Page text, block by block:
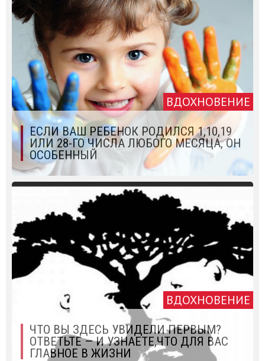
ВДОХНОВЕНИЕ
ЕСЛИ ВАШ РЕБЕНОК РОДИЛСЯ 1,10,19
ИЛИ 28-ГО ЧИСЛА ЛЮБОГО МЕСЯЦА, ОН
ОСОБЕННЫЙ
ВДОХНОВЕНИЕ
ЧТО ВЫ ЗДЕСЬ УВИДЕЛИ ПЕРВЫМ?
ОТВЕТЬТЕ — И УЗНАЕТЕ,ЧТО ДЛЯ ВАС
ГЛАВНОЕ В ЖИЗНИ